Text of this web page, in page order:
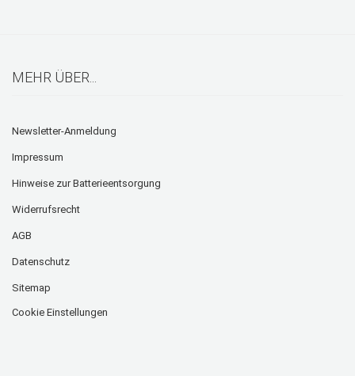
MEHR ÜBER...
Newsletter-Anmeldung
Impressum
Hinweise zur Batterieentsorgung
Widerrufsrecht
AGB
Datenschutz
Sitemap
Cookie Einstellungen